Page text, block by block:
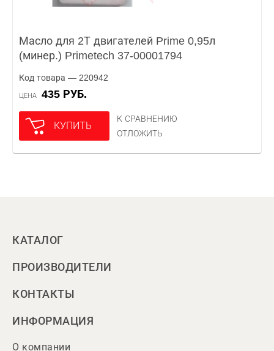
Масло для 2Т двигателей Prime 0,95л
(минер.) Primetech 37-00001794
Код товара — 220942
ЦЕНА 435 РУБ.
КУПИТЬ
К СРАВНЕНИЮ
ОТЛОЖИТЬ
КАТАЛОГ
ПРОИЗВОДИТЕЛИ
КОНТАКТЫ
ИНФОРМАЦИЯ
О компании